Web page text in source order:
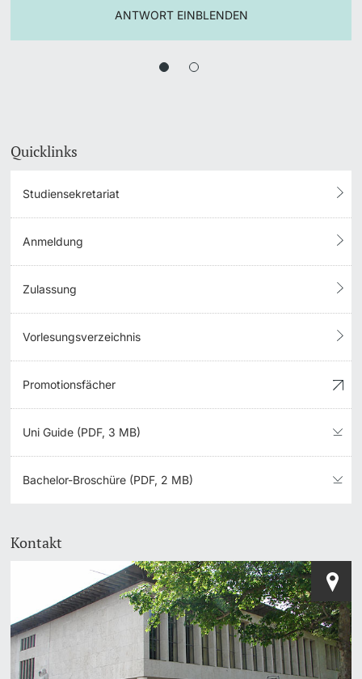
ANTWORT EINBLENDEN
Quicklinks
Studiensekretariat
Anmeldung
Zulassung
Vorlesungsverzeichnis
Promotionsfächer
Uni Guide (PDF, 3 MB)
Bachelor-Broschüre (PDF, 2 MB)
Kontakt